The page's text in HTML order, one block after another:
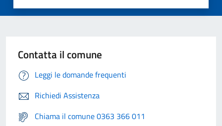
Contatta il comune
Leggi le domande frequenti
Richiedi Assistenza
Chiama il comune 0363 366 011